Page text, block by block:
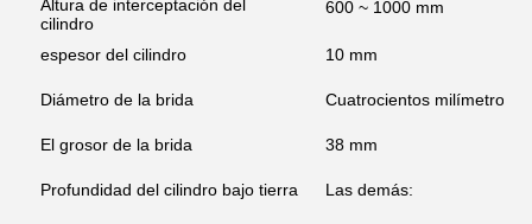
Altura de interceptación del
cilindro
600 ~ 1000 mm
espesor del cilindro 10 mm
Diámetro de la brida Cuatrocientos milímetros
El grosor de la brida 38 mm
Profundidad del cilindro bajo tierra Las demás: